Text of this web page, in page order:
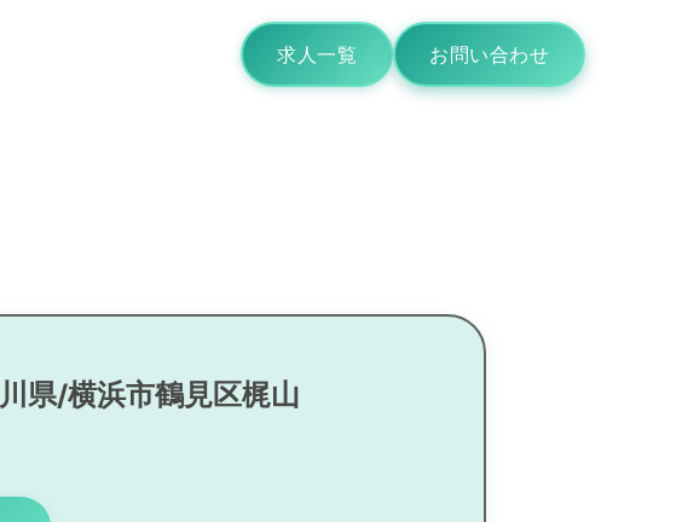
求人一覧 お問い合わせ
県/横浜市鶴見区梶山